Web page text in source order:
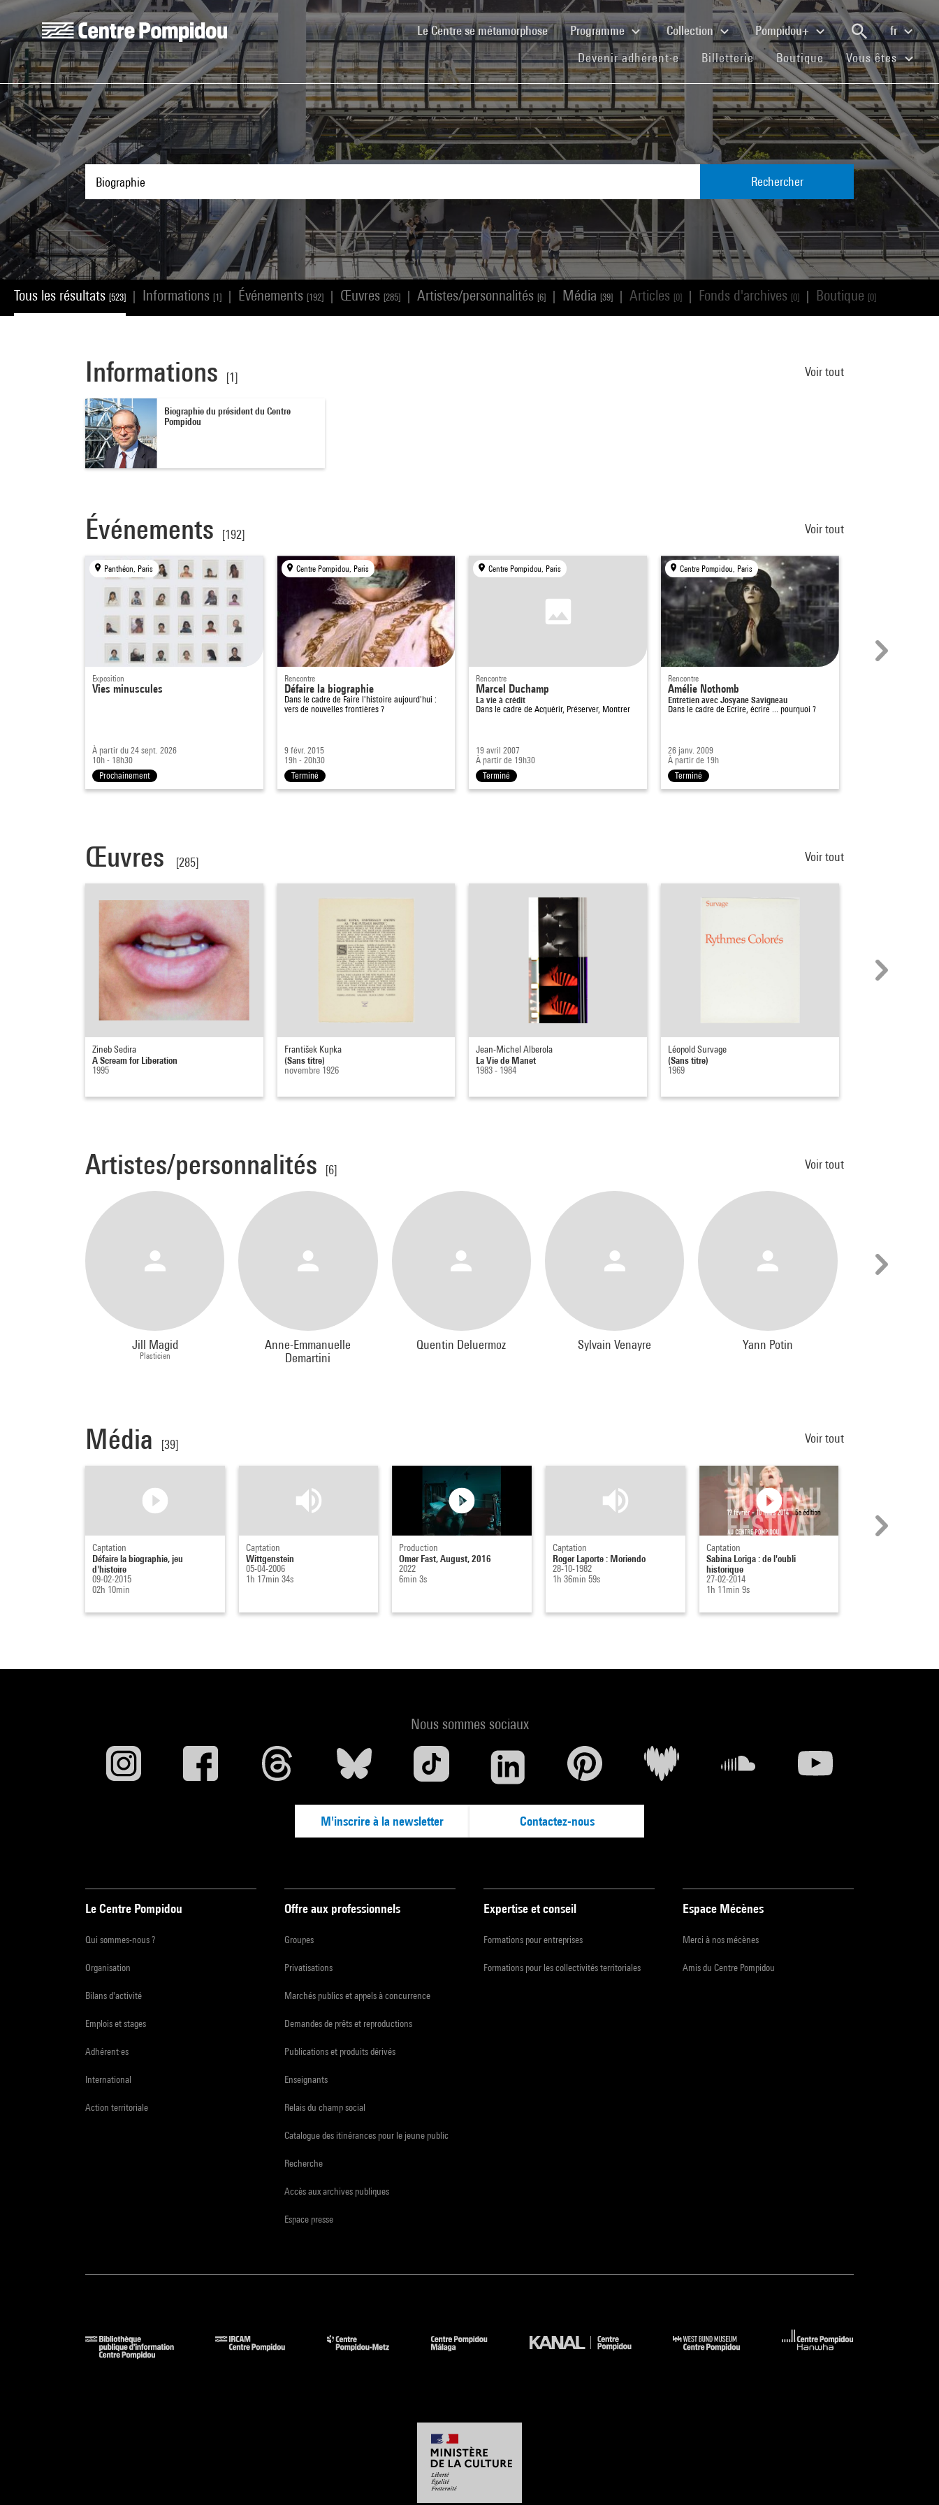
Aller au contenu principal
Centre Pompidou
Le Centre se métamorphose(current)Programme Collection Pompidou+
fr
Devenir adhérent·e(current)Billetterie(current)Boutique(current)Vous êtes
Rechercher
Tous les résultats [523] Informations [1] Événements [192] Œuvres [285] Artistes/personnalités [6] Média [39] Articles [0] Fonds d'archives [0] Boutique [0]
Informations [1] Voir tout
Biographie du président du Centre
Pompidou
Événements [192] Voir tout
Panthéon, Paris
Exposition
Vies minuscules
À partir du 24 sept. 2026
10h - 18h30
Prochainement
Centre Pompidou, Paris
Rencontre
Défaire la biographie
Dans le cadre de Faire l'histoire aujourd'hui :
vers de nouvelles frontières ?
9 févr. 2015
19h - 20h30
Terminé
Centre Pompidou, Paris
Rencontre
Marcel Duchamp
La vie à crédit
Dans le cadre deAcquérir, Préserver, Montrer
19 avril 2007
À partir de 19h30
Terminé
Centre Pompidou, Paris
Rencontre
Amélie Nothomb
Entretien avec Josyane Savigneau
Dans le cadre de Ecrire, écrire ... pourquoi ?
26 janv. 2009
À partir de 19h
Terminé
Œuvres [285] Voir tout
Zineb Sedira
A Scream for Liberation
1995
František Kupka
(Sans titre)
novembre 1926
Jean-Michel Alberola
La Vie de Manet
1983 - 1984
Léopold Survage
(Sans titre)
1969
Artistes/personnalités [6] Voir tout
Jill Magid
Plasticien
Anne-Emmanuelle
Demartini
Quentin Deluermoz Sylvain Venayre Yann Potin
Média [39] Voir tout
Captation
Défaire la biographie, jeu
d'histoire
09-02-2015
02h 10min
Captation
Wittgenstein
05-04-2006
1h 17min 34s
Production
Omer Fast, August, 2016
2022
6min 3s
Captation
Roger Laporte : Moriendo
28-10-1982
1h 36min 59s
Captation
Sabina Loriga : de l'oubli
historique
27-02-2014
1h 11min 9s
Nous sommes sociaux
M'inscrire à la newsletter Contactez-nous
Le Centre Pompidou
Qui sommes-nous ?
Organisation
Bilans d'activité
Emplois et stages
Adhérent·es
International
Action territoriale
Offre aux professionnels
Groupes
Privatisations
Marchés publics et appels à concurrence
Demandes de prêts et reproductions
Publications et produits dérivés
Enseignants
Relais du champ social
Catalogue des itinérances pour le jeune public
Recherche
Accès aux archives publiques
Espace presse
Expertise et conseil
Formations pour entreprises
Formations pour les collectivités territoriales
Espace Mécènes
Merci à nos mécènes
Amis du Centre Pompidou